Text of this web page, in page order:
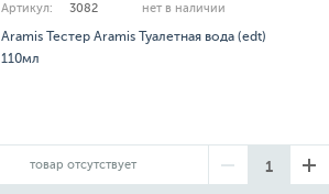
Артикул: 3082 нет в наличии
Aramis Тестер Aramis Туалетная вода (edt)
110мл
товар отсутствует